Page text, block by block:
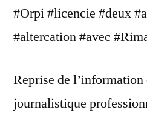
#Orpi #licencie #deux
#altercation #avec
Reprise de l’information
journalistique